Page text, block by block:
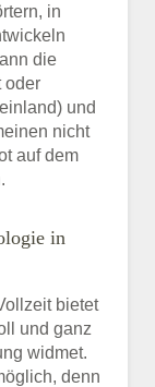
in
die
oder
und
nicht
auf dem
in
bietet
und ganz
widmet.
denn